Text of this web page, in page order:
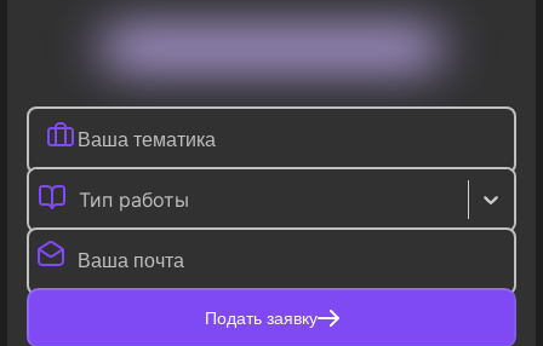
Тип работы
Подать заявку